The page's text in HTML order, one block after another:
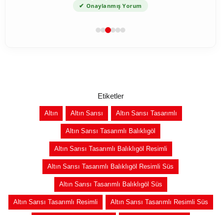
✔ Onaylanmış Yorum
Etiketler
Altın Altın Sarısı Altın Sarısı Tasarımlı
Altın Sarısı Tasarımlı Balıklıgöl
Altın Sarısı Tasarımlı Balıklıgöl Resimli
Altın Sarısı Tasarımlı Balıklıgöl Resimli Süs
Altın Sarısı Tasarımlı Balıklıgöl Süs
Altın Sarısı Tasarımlı Resimli Altın Sarısı Tasarımlı Resimli Süs